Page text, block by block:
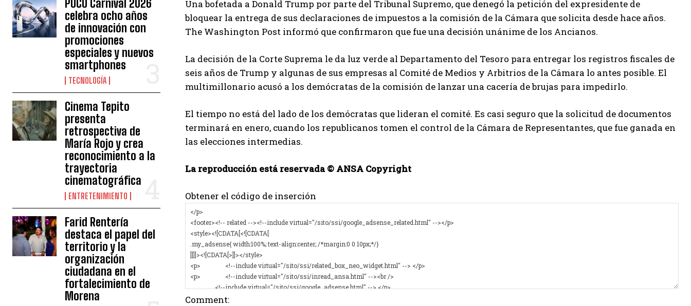
POCO Carnival 2026
celebra ocho años
de innovación con
promociones
especiales y nuevos
smartphones
TECNOLOGÍA
Cinema Tepito
presenta
retrospectiva de
María Rojo y crea
reconocimiento a la
trayectoria
cinematográfica
ENTRETENIMIENTO
Farid Rentería
destaca el papel del
territorio y la
organización
ciudadana en el
fortalecimiento de
Morena
Una bofetada a Donald Trump por parte del Tribunal Supremo, que denegó la petición del expresidente de
bloquear la entrega de sus declaraciones de impuestos a la comisión de la Cámara que solicita desde hace años.
The Washington Post informó que confirmaron que fue una decisión unánime de los Ancianos.
La decisión de la Corte Suprema le da luz verde al Departamento del Tesoro para entregar los registros fiscales de
seis años de Trump y algunas de sus empresas al Comité de Medios y Arbitrios de la Cámara lo antes posible. El
multimillonario acusó a los demócratas de la comisión de lanzar una cacería de brujas para impedirlo.
El tiempo no está del lado de los demócratas que lideran el comité. Es casi seguro que la solicitud de documentos
terminará en enero, cuando los republicanos tomen el control de la Cámara de Representantes, que fue ganada en
las elecciones intermedias.
La reproducción está reservada © ANSA Copyright
Obtener el código de inserción
Comment: